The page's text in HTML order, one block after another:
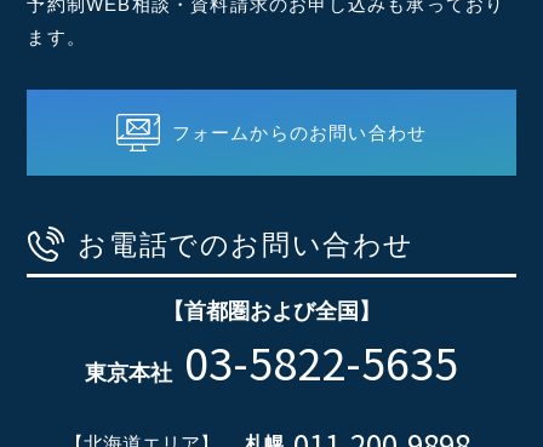
ます。
フォームからのお問い合わせ
お電話でのお問い合わせ
【首都圏および全国】
東京本社 03-5822-5635